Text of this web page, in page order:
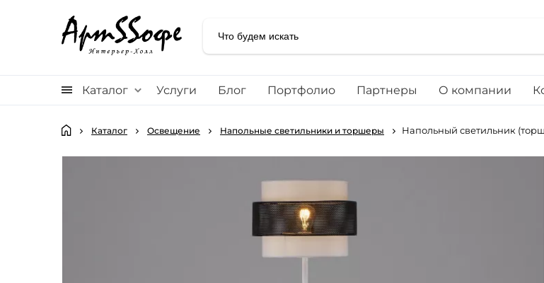
Каталог Услуги Блог Портфолио Партнеры О компании
Каталог Освещение Напольные светильники и торшеры Напольный светильник